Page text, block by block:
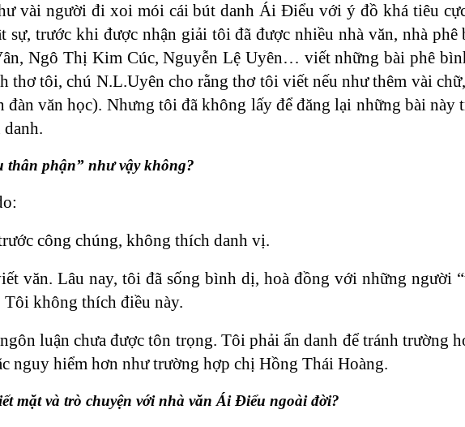
vài người đi xoi mói cái bút danh Ái Điểu với ý đồ khá tiêu
trước khi được nhận giải tôi đã được nhiều nhà văn, nhà phê
Ngô Thị Kim Cúc, Nguyễn Lệ Uyên… viết những bài phê
thơ tôi, chú N.L.Uyên cho rằng thơ tôi viết nếu như thêm vài
văn học). Nhưng tôi đã không lấy để đăng lại những bài này
thân phận” như vậy không?
công chúng, không thích danh vị.
văn. Lâu nay, tôi đã sống bình dị, hoà đồng với những người
không thích điều này.
luận chưa được tôn trọng. Tôi phải ẩn danh để tránh trường
nguy hiểm hơn như trường hợp chị Hồng Thái Hoàng.
mặt và trò chuyện với nhà văn Ái Điểu ngoài đời?